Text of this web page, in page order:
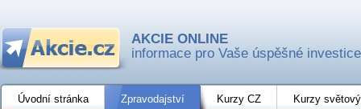
AKCIE ONLINE
informace pro Vaše úspěšné investice
Úvodní stránka Zpravodajství Kurzy CZ Kurzy